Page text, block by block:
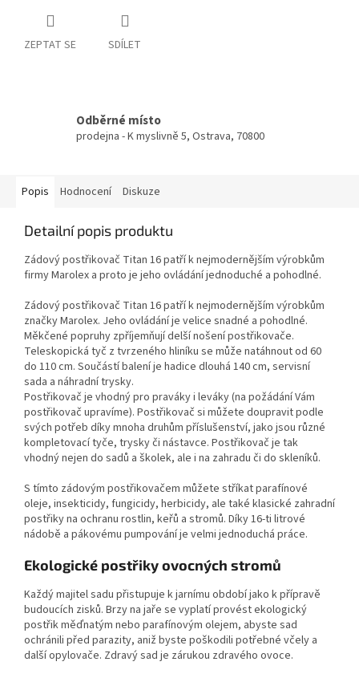
ZEPTAT SE SDÍLET
Odběrné místo
prodejna - K myslivně 5, Ostrava, 70800
Popis Hodnocení Diskuze
Detailní popis produktu
Zádový postřikovač Titan 16 patří k nejmodernějším výrobkům
firmy Marolex a proto je jeho ovládání jednoduché a pohodlné.
Zádový postřikovač Titan 16 patří k nejmodernějším výrobkům
značky Marolex. Jeho ovládání je velice snadné a pohodlné.
Měkčené popruhy zpříjemňují delší nošení postřikovače.
Teleskopická tyč z tvrzeného hliníku se může natáhnout od 60
do 110 cm. Součástí balení je hadice dlouhá 140 cm, servisní
sada a náhradní trysky.
Postřikovač je vhodný pro praváky i leváky (na požádání Vám
postřikovač upravíme). Postřikovač si můžete doupravit podle
svých potřeb díky mnoha druhům příslušenství, jako jsou různé
kompletovací tyče, trysky či nástavce. Postřikovač je tak
vhodný nejen do sadů a školek, ale i na zahradu či do skleníků.
S tímto zádovým postřikovačem můžete stříkat parafínové
oleje, insekticidy, fungicidy, herbicidy, ale také klasické zahradní
postřiky na ochranu rostlin, keřů a stromů. Díky 16-ti litrové
nádobě a pákovému pumpování je velmi jednoduchá práce.
Ekologické postřiky ovocných stromů
Každý majitel sadu přistupuje k jarnímu období jako k přípravě
budoucích zisků. Brzy na jaře se vyplatí provést ekologický
postřik měďnatým nebo parafínovým olejem, abyste sad
ochránili před parazity, aniž byste poškodili potřebné včely a
další opylovače. Zdravý sad je zárukou zdravého ovoce.